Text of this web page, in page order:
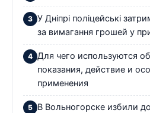
У Дніпрі поліцейські
за вимагання грошей у
Для чего используются
показания, действие и
применения
В Вольногорске избили